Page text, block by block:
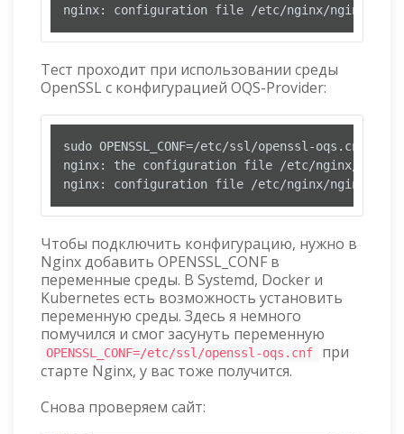
nginx: configuration file /etc/nginx/
Тест проходит при использовании среды
OpenSSL с конфигурацией OQS-Provider:
sudo OPENSSL_CONF=/etc/ssl/openssl-oqs.cnf
nginx: the configuration file /etc/nginx/
nginx: configuration file /etc/nginx/
Чтобы подключить конфигурацию, нужно в
Nginx добавить OPENSSL_CONF в
переменные среды. В Systemd, Docker и
Kubernetes есть возможность установить
переменную среды. Здесь я немного
помучился и смог засунуть переменную
OPENSSL_CONF=/etc/ssl/openssl-oqs.cnf
при
старте Nginx, у вас тоже получится.
Снова проверяем сайт: